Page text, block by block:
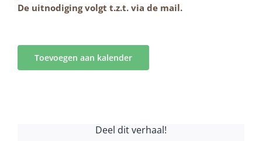
De uitnodiging volgt t.z.t. via de mail.
Toevoegen aan kalender
Deel dit verhaal!